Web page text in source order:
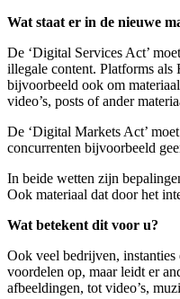
Wat staat er in de nieuwe
De ‘Digital Services Act’
illegale content. Platforms als
bijvoorbeeld ook om
video’s, posts of ander
De ‘Digital Markets Act’
concurrenten bijvoorbeeld
In beide wetten zijn
Ook materiaal dat door het
Wat betekent dit voor u?
Ook veel bedrijven,
voordelen op, maar leidt er
afbeeldingen, tot video’s,